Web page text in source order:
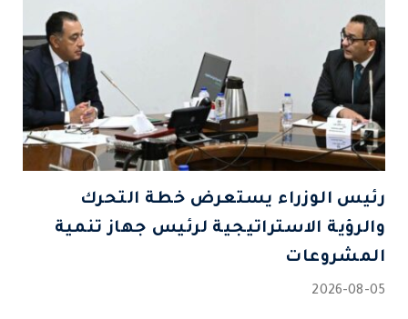
رئيس الوزراء يستعرض خطة التحرك
والرؤية الاستراتيجية لرئيس جهاز تنمية
المشروعات
2026-08-05